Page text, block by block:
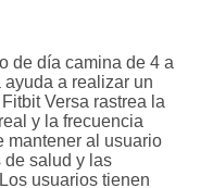
de día camina de 4 a
ayuda a realizar un
Versa rastrea la
y la frecuencia
mantener al usuario
de salud y las
usuarios tienen